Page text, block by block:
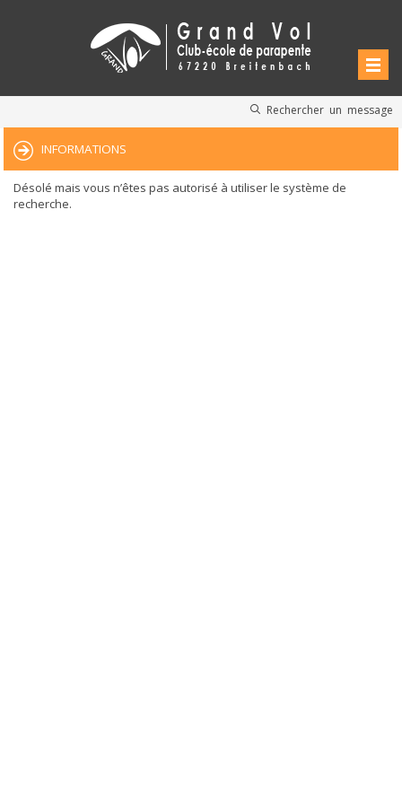
Rechercher un message
INFORMATIONS
Désolé mais vous n’êtes pas autorisé à utiliser le système de
recherche.